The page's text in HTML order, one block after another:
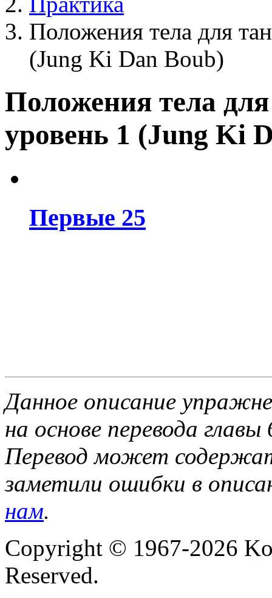
Положения тела для
(Jung Ki Dan Boub)
Положения тела
уровень 1 (Jung Ki
Первые 25
Данное описание
на основе перевода
Перевод может
заметили ошибки в
нам.
Copyright © 1967-2026
Reserved.